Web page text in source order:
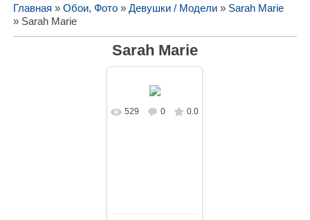
Главная » Обои, Фото» Девушки / Модели» Sarah Marie
» Sarah Marie
Sarah Marie
В реальном
529 0 0.0